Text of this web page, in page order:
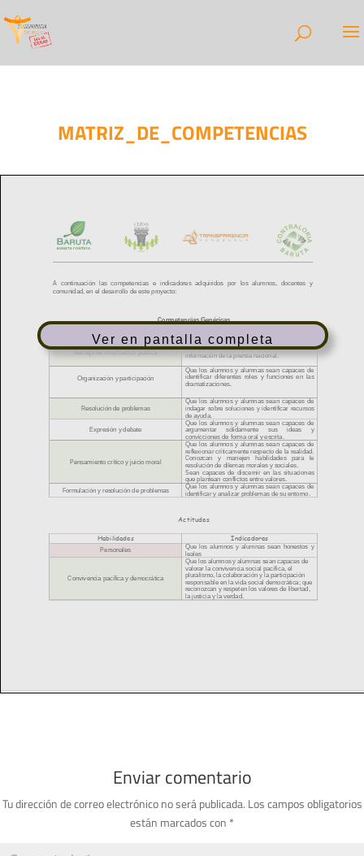
MATRIZ_DE_COMPETENCIAS
Ver en pantalla completa
Enviar comentario
Tu dirección de correo electrónico no será publicada. Los campos obligatorios
están marcados con *